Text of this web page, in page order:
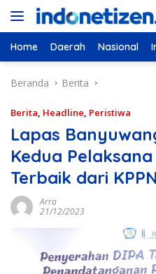
Langsung
Home Daerah Nasional
Beranda Berita
Berita, Headline, Peristiwa
Lapas
Kedua
Terbaik dari
Arra
21/12/2023